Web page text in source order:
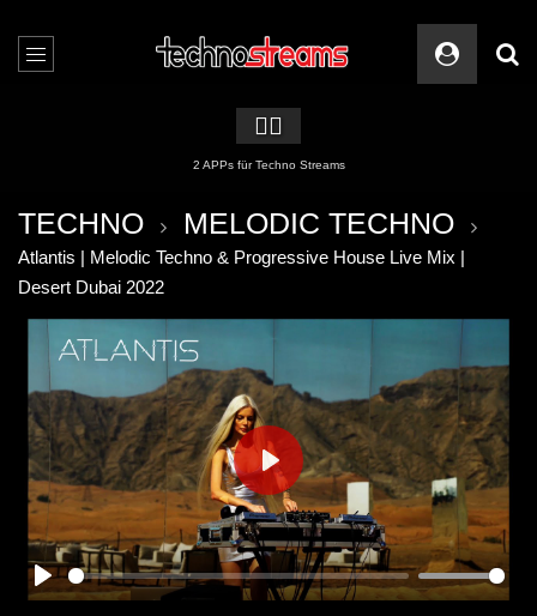
🏳️‍🌈
2 APPs für Techno Streams
TECHNO MELODIC TECHNO
Atlantis | Melodic Techno & Progressive House Live Mix |
Desert Dubai 2022
PLAY
PLAY